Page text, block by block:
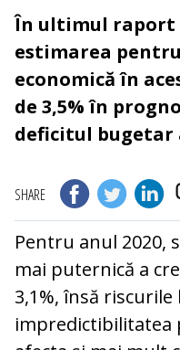
În ultimul raport
estimarea
economică în
de 3,5% în
deficitul bugetar
SHARE
Pentru anul 2020,
mai puternică a
3,1%, însă riscurile
impredictibilitatea